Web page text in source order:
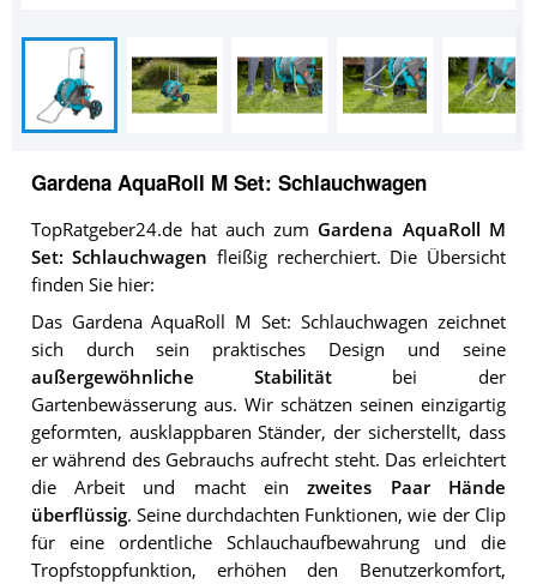
Gardena AquaRoll M Set: Schlauchwagen
TopRatgeber24.de hat auch zum Gardena AquaRoll M
Set: Schlauchwagen fleißig recherchiert. Die Übersicht
finden Sie hier:
Das Gardena AquaRoll M Set: Schlauchwagen zeichnet
sich durch sein praktisches Design und seine
außergewöhnliche Stabilität bei der
Gartenbewässerung aus. Wir schätzen seinen einzigartig
geformten, ausklappbaren Ständer, der sicherstellt, dass
er während des Gebrauchs aufrecht steht. Das erleichtert
die Arbeit und macht einzweites Paar Hände
überflüssig. Seine durchdachten Funktionen, wie der Clip
für eine ordentliche Schlauchaufbewahrung und die
Tropfstoppfunktion, erhöhen den Benutzerkomfort,